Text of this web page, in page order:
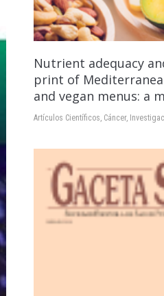
Nutrient adequacy
print of
and vegan menus: a
Artículos Científicos, Cáncer,